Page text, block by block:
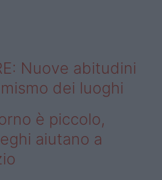
Nuove abitudini
dei luoghi
è piccolo,
aiutano a